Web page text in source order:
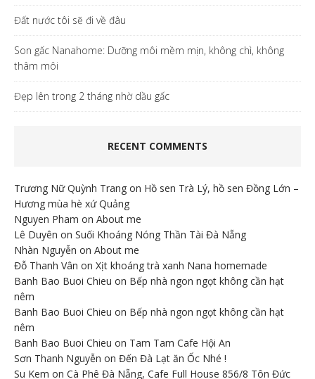
Đất nước tôi sẽ đi về đâu
Son gấc Nanahome: Dưỡng môi mềm mịn, không chì, không
thâm môi
Đẹp lên trong 2 tháng nhờ dầu gấc
RECENT COMMENTS
Trương Nữ Quỳnh Trang on Hồ sen Trà Lý, hồ sen Đồng Lớn –
Hương mùa hè xứ Quảng
Nguyen Pham on About me
Lê Duyên on Suối Khoáng Nóng Thần Tài Đà Nẵng
Nhàn Nguyễn on About me
Đỗ Thanh Vân on Xịt khoáng trà xanh Nana homemade
Banh Bao Buoi Chieu on Bếp nhà ngon ngọt không cần hạt
nêm
Banh Bao Buoi Chieu on Bếp nhà ngon ngọt không cần hạt
nêm
Banh Bao Buoi Chieu on Tam Tam Cafe Hội An
Sơn Thanh Nguyễn on Đến Đà Lạt ăn Ốc Nhé !
Su Kem on Cà Phê Đà Nẵng, Cafe Full House 856/8 Tôn Đức